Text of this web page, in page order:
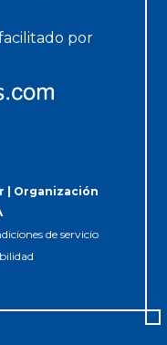
por
| Organización
de servicio